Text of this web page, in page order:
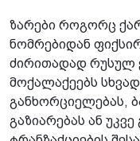
ზარები როგორც
ნომრებიდან
ძირითადად რუსულ
მოქალაქეებს
განხორციელებას,
გაზიარებას ან